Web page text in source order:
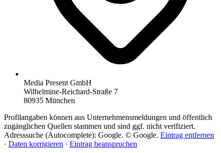
Media Present GmbH
Wilhelmine-Reichard-Straße 7
80935 München
Profilangaben können aus Unternehmensmeldungen und öffentlich
zugänglichen Quellen stammen und sind ggf. nicht verifiziert.
Adresssuche (Autocomplete): Google. © Google. Eintrag entfernen
· Daten korrigieren · Eintrag beanspruchen